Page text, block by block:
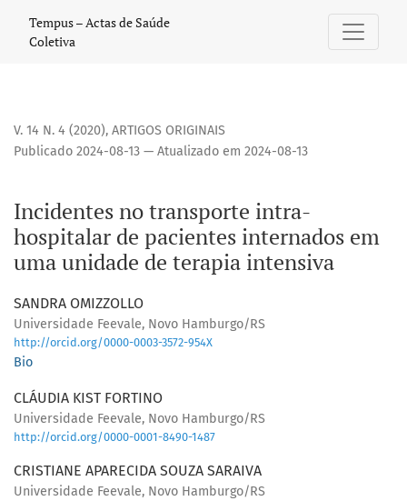
Incidentes no transporte intra-hospitalar de pacientes
Tempus – Actas de Saúde
Coletiva
V. 14 N. 4 (2020), ARTIGOS ORIGINAIS
Incidentes no transporte intra-
hospitalar de pacientes internados em
uma unidade de terapia intensiva
Publicado 2024-08-13 — Atualizado em 2024-08-13
SANDRA OMIZZOLLO
Universidade Feevale, Novo Hamburgo/RS
http://orcid.org/0000-0003-3572-954X
Bio
CLÁUDIA KIST FORTINO
Universidade Feevale, Novo Hamburgo/RS
http://orcid.org/0000-0001-8490-1487
CRISTIANE APARECIDA SOUZA SARAIVA
Universidade Feevale, Novo Hamburgo/RS